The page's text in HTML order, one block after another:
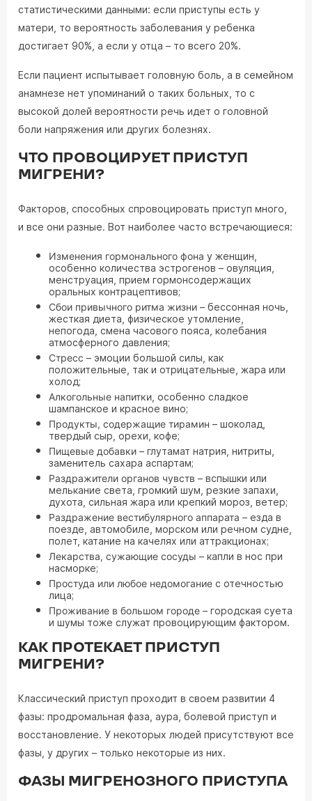
статистическими данными: если приступы есть у
матери, то вероятность заболевания у ребенка
достигает 90%, а если у отца – то всего 20%.
Если пациент испытывает головную боль, а в семейном
анамнезе нет упоминаний о таких больных, то с
высокой долей вероятности речь идет о головной
боли напряжения или других болезнях.
ЧТО ПРОВОЦИРУЕТ ПРИСТУП
МИГРЕНИ?
Факторов, способных спровоцировать приступ много,
и все они разные. Вот наиболее часто встречающиеся:
Изменения гормонального фона у женщин,
особенно количества эстрогенов – овуляция,
менструация, прием гормонсодержащих
оральных контрацептивов;
Сбои привычного ритма жизни – бессонная ночь,
жесткая диета, физическое утомление,
непогода, смена часового пояса, колебания
атмосферного давления;
Стресс – эмоции большой силы, как
положительные, так и отрицательные, жара или
холод;
Алкогольные напитки , особенно сладкое
шампанское и красное вино;
Продукты, содержащие тирамин – шоколад,
твердый сыр, орехи, кофе;
Пищевые добавки – глутамат натрия, нитриты,
заменитель сахара аспартам;
Раздражители органов чувств – вспышки или
мелькание света, громкий шум, резкие запахи,
духота, сильная жара или крепкий мороз, ветер;
Раздражение вестибулярного аппарата – езда в
поезде, автомобиле, морском или речном судне,
полет, катание на качелях или аттракционах;
Лекарства, сужающие сосуды – капли в нос при
насморке;
Простуда или любое недомогание с отечностью
лица;
Проживание в большом городе – городская суета
и шумы тоже служат провоцирующим фактором.
КАК ПРОТЕКАЕТ ПРИСТУП
МИГРЕНИ?
Классический приступ проходит в своем развитии 4
фазы: продромальная фаза, аура, болевой приступ и
восстановление. У некоторых людей присутствуют все
фазы, у других – только некоторые из них.
ФАЗЫ МИГРЕНОЗНОГО ПРИСТУПА